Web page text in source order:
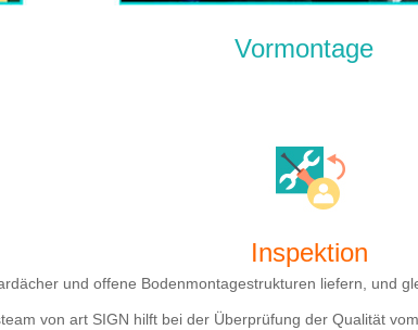
Vormontage
Inspektion
und offene Bodenmontagestrukturen liefern, und
von art SIGN hilft bei der Überprüfung der Qualität